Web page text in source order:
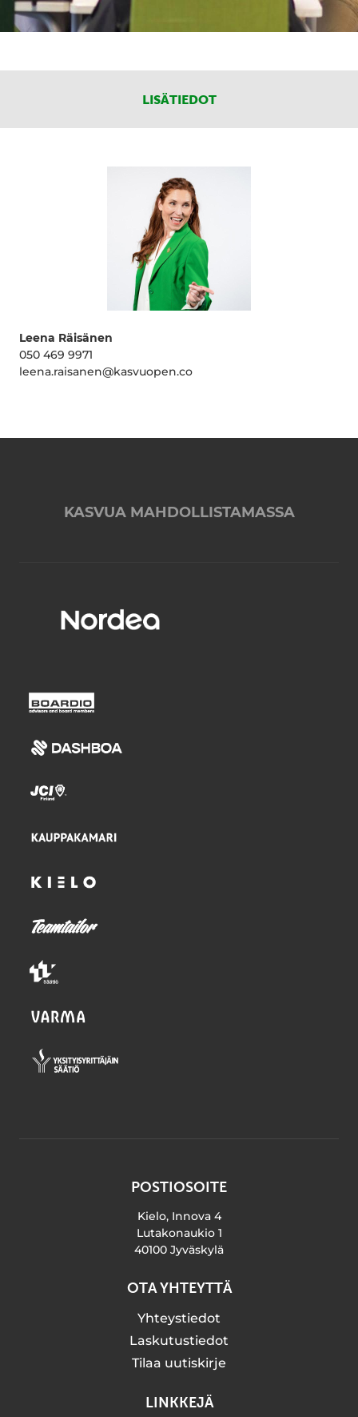
LISÄTIEDOT
Leena Räisänen
050 469 9971
leena.raisanen@kasvuopen.co
KASVUA MAHDOLLISTAMASSA
POSTIOSOITE
Kielo, Innova 4
Lutakonaukio 1
40100 Jyväskylä
OTA YHTEYTTÄ
Yhteystiedot
Laskutustiedot
Tilaa uutiskirje
LINKKEJÄ